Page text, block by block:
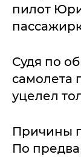
пилот
Судя по
самолета
уцелел
Причины
По